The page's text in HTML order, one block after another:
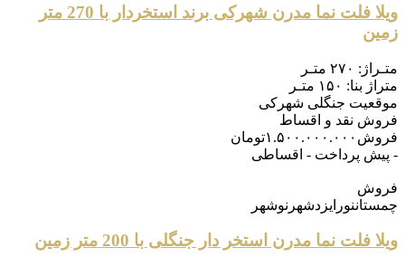
ویلا فلت نما مدرن شهرکی برند استخردار با 270 متر
زمین
متـراژ: ۲۷۰ متـر
متراژ بنا: ۱۵۰ متـر
موقعیت جنگلی شهرکی
فروش نقد و اقساط
فروش ۱.۵۰۰.۰۰۰.۰۰۰تومان
- پیش پرداخت - اقساطی
فروش
چمستاننور ایزدشهر نوشهر
ویلا فلت نما مدرن استخر دار جنگلی با 200 متر زمین